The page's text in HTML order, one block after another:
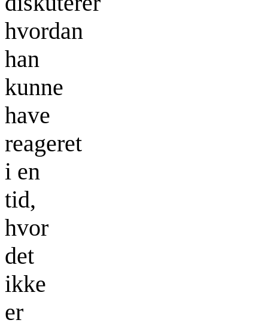
hvordan
han
kunne
have
reageret
i en
tid,
hvor
det
ikke
er